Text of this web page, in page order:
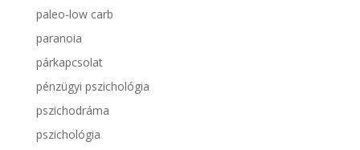
paleo-low carb
paranoia
párkapcsolat
pénzügyi pszichológia
pszichodráma
pszichológia